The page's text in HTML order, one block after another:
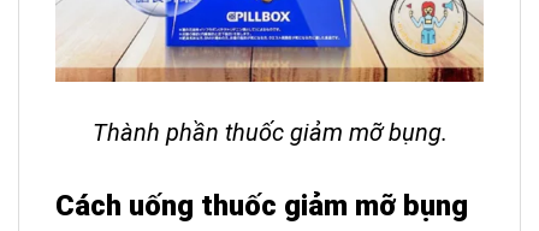
Thành phần thuốc giảm mỡ bụng.
Cách uống thuốc giảm mỡ bụng